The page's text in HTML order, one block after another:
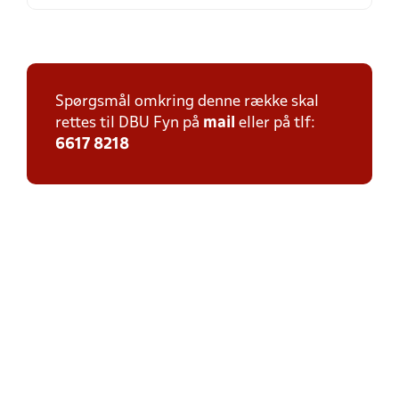
Spørgsmål omkring denne række skal
rettes til DBU Fyn på mail eller på tlf:
6617 8218